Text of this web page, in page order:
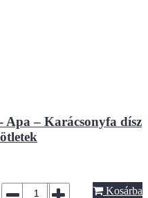
Apa – Karácsonyfa dísz
Kosárba